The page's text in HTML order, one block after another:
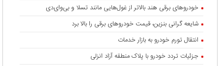
خودروهای برقی هند بالاتر از غول‌هایی مانند تسلا و بی‌وای‌دی
شایعه گرانی بنزین، قیمت خودروهای برقی را بالا برد
انتقال تورم خودرو به بازار خدمات
جزئیات تردد خودرو با پلاک منطقه آزاد انزلی